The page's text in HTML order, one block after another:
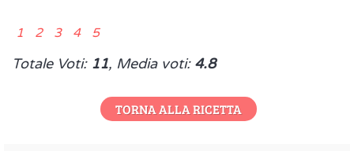
1 2 3 4 5
Totale Voti: 11, Media voti: 4.8
TORNA ALLA RICETTA